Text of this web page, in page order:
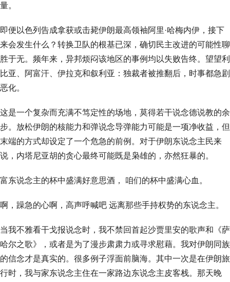
量。
即便以色列告成拿获或击毙伊朗最高领袖阿里·哈梅内伊，接下
来会发生什么？转换卫队的根基已深，确切民主改进的可能性聊
胜于无。频年来，异邦烦闷该地区的事例均以失败告终。望望利
比亚、阿富汗、伊拉克和叙利亚：独裁者被推翻后，时事都急剧
恶化。
这是一个复杂而充满不笃定性的场地，莫得若干说念德说教的余
步。放松伊朗的核能力和弹说念导弹能力可能是一项净收益，但
末端的方式却设定了一个危急的前例。对于伊朗东说念主民来
说，内塔尼亚胡的贪心最终可能既是枭雄的，亦然狂暴的。
富东说念主的杯中盛满好意思酒， 咱们的杯中盛满心血。
啊，躁急的心啊，高声呼喊吧 远离那些手持权势的东说念主。
当我不雅看干戈报说念时，我不禁回首起沙贾里安的歌声和《萨
哈尔之歌》，或者是为了漫步肃肃力或寻求慰藉。我对伊朗同族
的信念才是真实的。很多例子浮面前脑海。其中一次是在伊朗旅
行时，我与家东说念主住在一家路边东说念主皮客栈。那天晚